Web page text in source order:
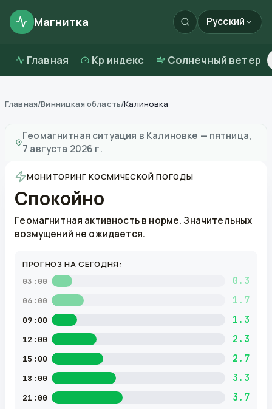
Магнитка Русский
Главная Kp индекс Солнечный ветер
Главная/Винницкая область/Калиновка
Геомагнитная ситуация в Калиновке — пятница,
7 августа 2026 г.
МОНИТОРИНГ КОСМИЧЕСКОЙ ПОГОДЫ
Спокойно
Геомагнитная активность в норме. Значительных
возмущений не ожидается.
ПРОГНОЗ НА СЕГОДНЯ:
03:00 0.3
06:00 1.7
09:00 1.3
12:00 2.3
15:00 2.7
18:00 3.3
21:00 3.7